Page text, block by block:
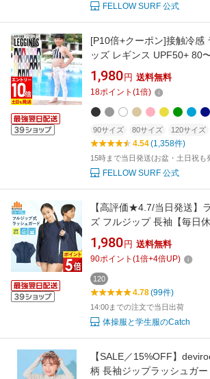
FELLOW SURF 公式
[P10倍+クーポン]接触冷感
ッズ レギンス UPF50+ 80
ト98％ ラッシュレギンス
水着 無地 HEAZEL 紫外線
18H-RL3
1,980 円 送料無料
18ポイント (1倍)
90サイズ 80サイズ 120サイズ
4.54(1,358件)
15時まで当日発送(お盆・土日祝も
FELLOW SURF 公式
【高評価★4.7/当日発送】
ズ フルジップ 長袖【毎日
日／置き配指定OK】UVカ
水着 紺 ネイビー 前あき フ
学生 スク水 プール 子供 海
UPF50+ 120 - 170 送料無
1,980 円 送料無料
90ポイント (1倍+4倍UP)
120
4.78(99件)
14:00までの注文で当日出荷
体操服と学生服のCatch
【SALE／15%OFF】
柄 長袖ジップラッシュガ